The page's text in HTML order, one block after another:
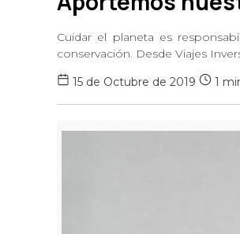
Cuidar el planeta es
conservación. Desde Viajes
15 de Octubre de 2019
1